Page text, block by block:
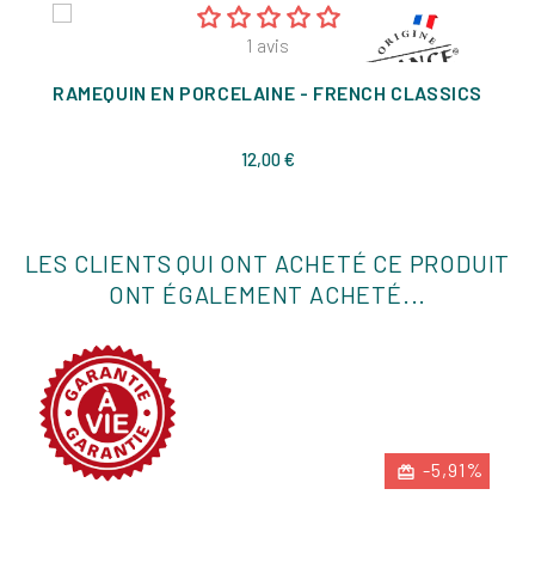
1 avis
RAMEQUIN EN PORCELAINE - FRENCH CLASSICS
12,00 €Prix
LES CLIENTS QUI ONT ACHETÉ CE PRODUIT
ONT ÉGALEMENT ACHETÉ...
-5,91%